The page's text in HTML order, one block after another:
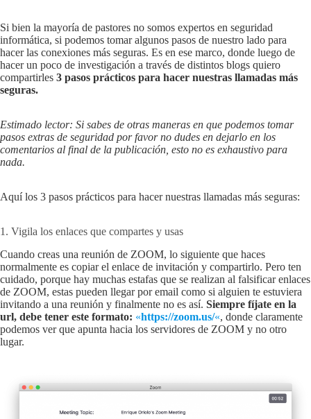
Si bien la mayoría de pastores no somos expertos en seguridad
informática, si podemos tomar algunos pasos de nuestro lado para
hacer las conexiones más seguras. Es en ese marco, donde luego de
hacer un poco de investigación a través de distintos blogs quiero
compartirles 3 pasos prácticos para hacer nuestras llamadas más
seguras.
Estimado lector: Si sabes de otras maneras en que podemos tomar
pasos extras de seguridad por favor no dudes en dejarlo en los
comentarios al final de la publicación, esto no es exhaustivo para
nada.
Aquí los 3 pasos prácticos para hacer nuestras llamadas más seguras:
1. Vigila los enlaces que compartes y usas
Cuando creas una reunión de ZOOM, lo siguiente que haces
normalmente es copiar el enlace de invitación y compartirlo. Pero ten
cuidado, porque hay muchas estafas que se realizan al falsificar enlaces
de ZOOM, estas pueden llegar por email como si alguien te estuviera
invitando a una reunión y finalmente no es así. Siempre fíjate en la
url, debe tener este formato: «https://zoom.us/«, donde claramente
podemos ver que apunta hacia los servidores de ZOOM y no otro
lugar.